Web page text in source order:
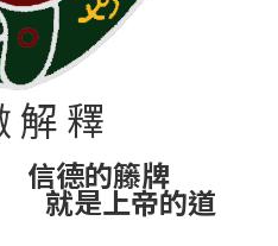
解 釋
德的籐牌
是上帝的道